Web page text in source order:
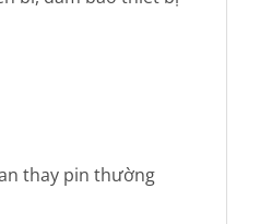
thay pin thường